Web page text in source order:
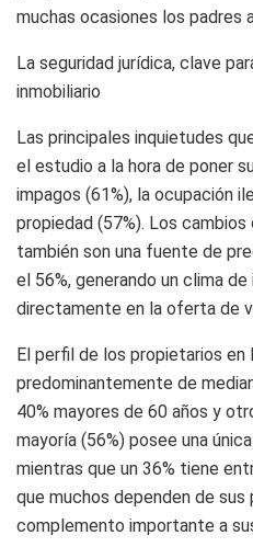
muchas ocasiones los padres
La seguridad jurídica, clave
inmobiliario
Las principales inquietudes
el estudio a la hora de poner
impagos (61%), la ocupación
propiedad (57%). Los
también son una fuente de
el 56%, generando un clima
directamente en la oferta de
El perfil de los propietarios en
predominantemente de
40% mayores de 60 años y
mayoría (56%) posee una
mientras que un 36% tiene
que muchos dependen de
complemento importante a